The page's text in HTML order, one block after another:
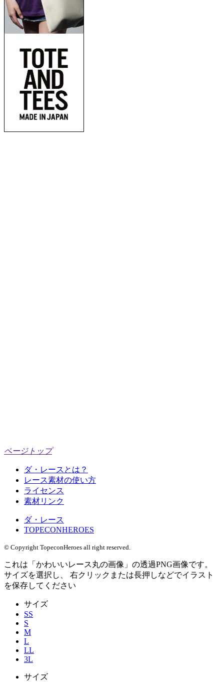
ページトップ
ダ・レースとは？
レース素材の使い方
ライセンス
素材リンク
ダ・レース
TOPECONHEROES
© Copyright TopeconHeroes all right reserved.
これは「 かわいいレース丸の画像 」の透過PNG画像です。
サイズを選択し、 右クリックまたは長押しなどでイラスト
を保存してください
サイズ
SS
S
M
L
LL
3L
サイズ